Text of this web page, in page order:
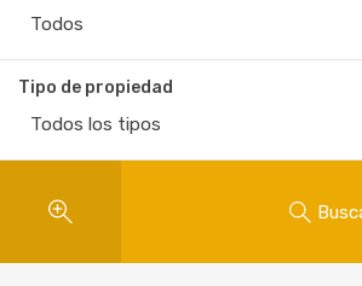
Todos
Tipo de propiedad
Todos los tipos